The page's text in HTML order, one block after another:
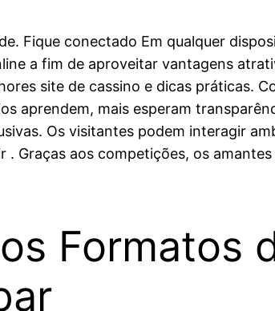
Fique conectado Em qualquer
a fim de aproveitar vantagens
site de cassino e dicas práticas.
aprendem, mais esperam
Os visitantes podem interagir
Graças aos competições, os
Formatos